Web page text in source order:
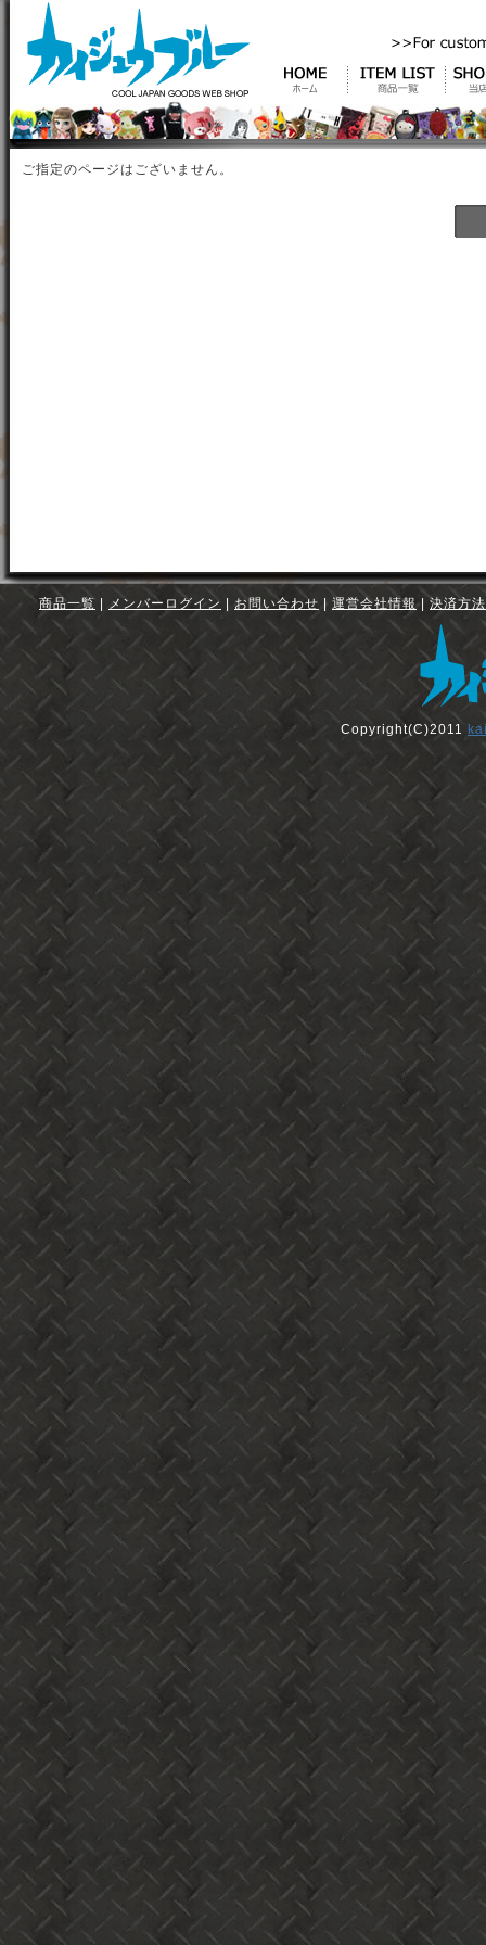
ご指定のページはございません。
商品一覧 メンバーログイン お問い合わせ 運営会社情報| 決済方
Copyright(C)2011